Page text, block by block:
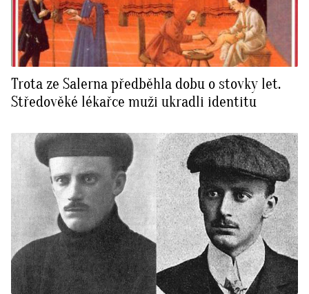
Trota ze Salerna předběhla dobu o stovky let.
Středověké lékařce muži ukradli identitu